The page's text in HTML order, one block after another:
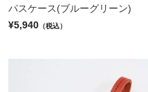
パスケース(ブルーグリーン)
¥5,940 （税込）